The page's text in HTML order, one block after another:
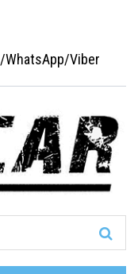
WhatsApp/Viber